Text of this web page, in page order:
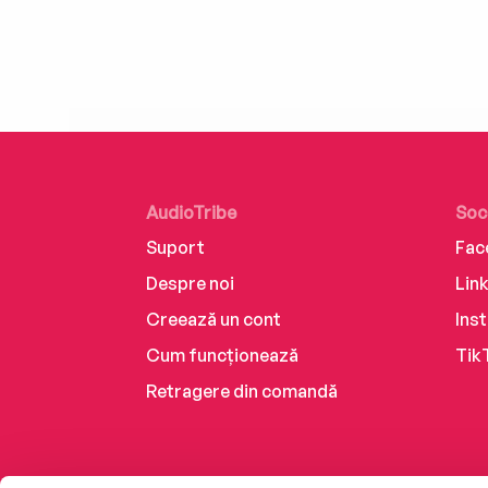
AudioTribe
Suport
Despre noi
Creează un cont
Cum funcționează
Retragere din comandă